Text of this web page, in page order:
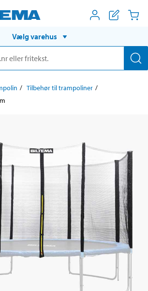
Vælg varehus
Tilbehør til trampoliner